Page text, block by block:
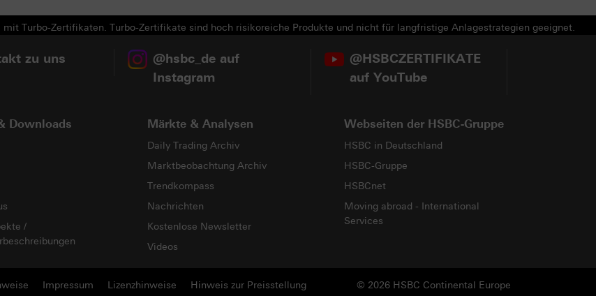
Turbo-Zertifikaten. Turbo-Zertifikate sind hoch risikoreiche Produkte und nicht für langfristige Anlagestrategien geeignet.
zu uns
@hsbc_de auf
Instagram
@HSBCZERTIFIKATE
auf YouTube
Downloads
/
Märkte & Analysen
Daily Trading Archiv
Marktbeobachtung Archiv
Trendkompass
Nachrichten
Kostenlose Newsletter
Videos
Webseiten der HSBC-Gruppe
HSBC in Deutschland
HSBC-Gruppe
HSBCnet
Moving abroad - International
Services
Impressum Lizenzhinweise © 2026 HSBC Continental Europe
Hinweis zur Preisstellung